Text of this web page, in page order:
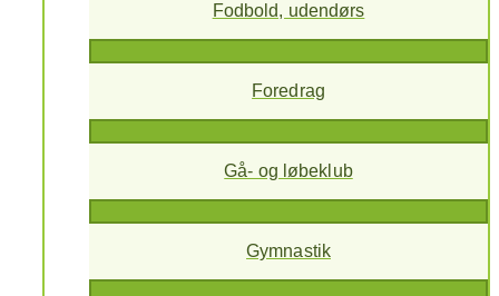
Fodbold, udendørs
Foredrag
Gå- og løbeklub
Gymnastik